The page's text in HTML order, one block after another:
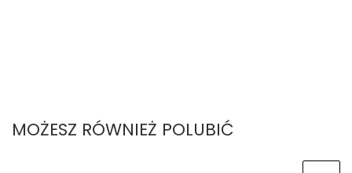
MOŻESZ RÓWNIEŻ POLUBIĆ